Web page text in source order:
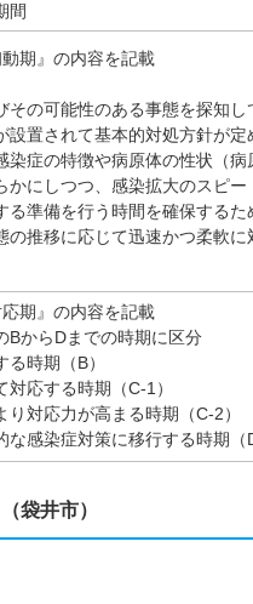
間
期』の内容を記載
その可能性のある事態を探知し
設置されて基本的対処方針が定
染症の特徴や病原体の性状（病
かにしつつ、感染拡大のスピー
る準備を行う時間を確保するた
の推移に応じて迅速かつ柔軟に
期』の内容を記載
BからDまでの時期に区分
る時期（B）
対応する時期（C-1）
り対応力が高まる時期（C-2）
な感染症対策に移行する時期（
袋井市）